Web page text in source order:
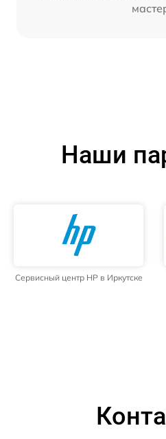
Наши
Сервисный центр HP в Иркутске